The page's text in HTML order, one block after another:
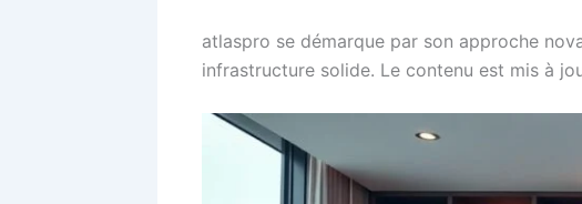
atlaspro se démarque par son approche
infrastructure solide. Le contenu est mis à